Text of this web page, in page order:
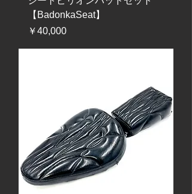
【BadonkaSeat】
価格
￥40,000